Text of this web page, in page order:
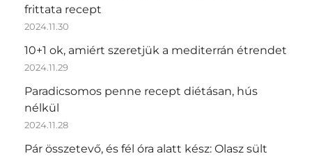
frittata recept
2024.11.30
10+1 ok, amiért szeretjük a mediterrán étrendet
2024.11.29
Paradicsomos penne recept diétásan, hús
nélkül
2024.11.28
Pár összetevő, és fél óra alatt kész: Olasz sült